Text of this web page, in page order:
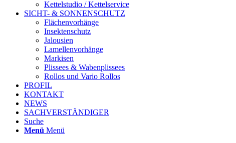
Kettelstudio / Kettelservice
SICHT- & SONNENSCHUTZ
Flächenvorhänge
Insektenschutz
Jalousien
Lamellenvorhänge
Markisen
Plissees & Wabenplissees
Rollos und Vario Rollos
PROFIL
KONTAKT
NEWS
SACHVERSTÄNDIGER
Suche
Menü Menü